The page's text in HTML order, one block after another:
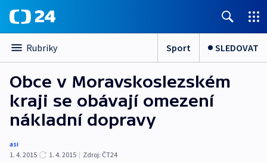
Rubriky Sport SLEDOVAT
Obce v Moravskoslezském
kraji se obávají omezení
nákladní dopravy
asi
1. 4. 2015
1. 4. 2015 | Zdroj: ČT24